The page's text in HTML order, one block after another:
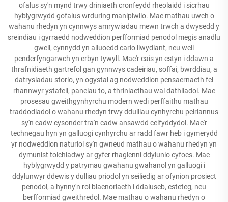
ofalus sy'n mynd trwy driniaeth cronfeydd rheolaidd i sicrhau
hyblygrwydd gofalus wrduring manipiwlio. Mae mathau uwch o
wahanu rhedyn yn cynnwys amrywiadau mewn trwch a dwysedd y
sreindiau i gyrraedd nodweddion perfformiad penodol megis anadlu
gwell, cynnydd yn alluoedd cario llwydiant, neu well
penderfyngarwch yn erbyn tywyll. Mae'r cais yn estyn i ddawn a
thrafnidiaeth gartrefol gan gynnwys cadeiriau, soffai, bwrddiau, a
datrysiadau storio, yn ogystal ag nodweddion pensaernaeth fel
rhannwyr ystafell, panelau to, a thriniaethau wal dathliadol. Mae
prosesau gweithgynhyrchu modern wedi perffaithu mathau
traddodiadol o wahanu rhedyn trwy ddulliau cynhyrchu peiriannus
sy'n cadw cysonder tra'n cadw ansawdd celfyddydol. Mae'r
technegau hyn yn galluogi cynhyrchu ar radd fawr heb i gymerydd
yr nodweddion naturiol sy'n gwneud mathau o wahanu rhedyn yn
dymunist tolchiadwy ar gyfer rhaglenni ddylunio cyfoes. Mae
hyblygrwydd y patrymau gwahanu gwahanol yn galluogi i
ddylunwyr ddewis y dulliau priodol yn seiliedig ar ofynion prosiect
penodol, a hynny'n roi blaenoriaeth i ddaluseb, esteteg, neu
berfformiad gweithredol. Mae mathau o wahanu rhedyn o